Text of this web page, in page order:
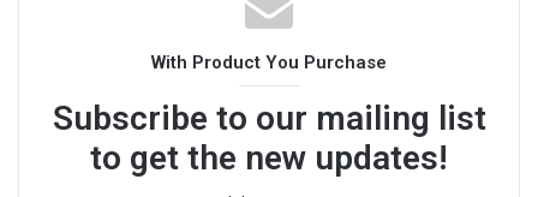
i
e
With Product You Purchase
Subscribe to our mailing list
to get the new updates!